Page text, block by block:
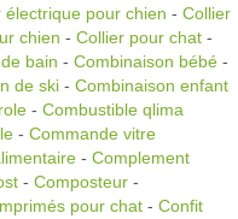
électrique pour chien - Collier
chien - Collier pour chat -
bain - Combinaison bébé -
de ski - Combinaison enfant
- Combustible qlima
- Commande vitre
- Complement
- Composteur -
pour chat - Confit